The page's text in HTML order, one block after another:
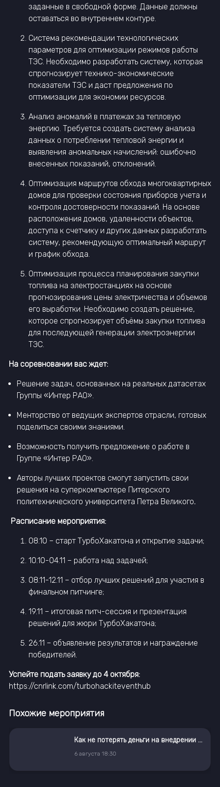
заданные в свободной форме. Данные должны
оставаться во внутреннем контуре.
Система рекомендации технологических
параметров для оптимизации режимов работы
ТЭС. Необходимо разработать систему, которая
спрогнозирует технико-экономические
показатели ТЭС и даст предложения по
оптимизации для экономии ресурсов.
Анализ аномалий в платежах за тепловую
энергию. Требуется создать систему анализа
данных о потреблении тепловой энергии и
выявления аномальных начислений: ошибочно
внесенных показаний, отклонений.
Оптимизация маршрутов обхода многоквартирных
домов для проверки состояния приборов учета и
контроля достоверности показаний. На основе
расположения домов, удаленности объектов,
доступа к счетчику и других данных разработать
систему, рекомендующую оптимальный маршрут
и график обхода.
Оптимизация процесса планирования закупки
топлива на электростанциях на основе
прогнозирования цены электричества и объемов
его выработки. Необходимо создать решение,
которое спрогнозирует объёмы закупки топлива
для последующей генерации электроэнергии
ТЭС.
На соревновании вас ждет:
Решение задач, основанных на реальных датасетах
Группы «Интер РАО».
Менторство от ведущих экспертов отрасли, готовых
поделиться своими знаниями.
Возможность получить предложение о работе в
Группе «Интер РАО».
Авторы лучших проектов смогут запустить свои
решения на суперкомпьютере Питерского
политехнического университета Петра Великого.
Расписание мероприятия:
08.10 – старт ТурбоХакатона и открытие задачи;
10.10-04.11 – работа над задачей;
08.11-12.11 – отбор лучших решений для участия в
финальном питчинге;
19.11 – итоговая питч-сессия и презентация
решений для жюри ТурбоХакатона;
26.11 – объявление результатов и награждение
победителей.
Успейте подать заявку до 4 октября:
https://cnrlink.com/turbohackiteventhub
Похожие мероприятия
Как не потерять деньги на внедрении ГенИИ
6 августа 18:30